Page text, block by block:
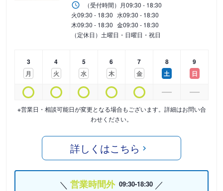
（受付時間） 月09:30 - 18:30
火09:30 - 18:30 水09:30 - 18:30
木09:30 - 18:30 金09:30 - 18:30
（定休日）土曜日・日曜日・祝日
3
月
4
火
5
水
6
木
7
金
8
土
9
日
※営業日・相談可能日が変更となる場合もございます。詳細はお問い合
わせください。
詳しくはこちら
営業時間外 09:30-18:30